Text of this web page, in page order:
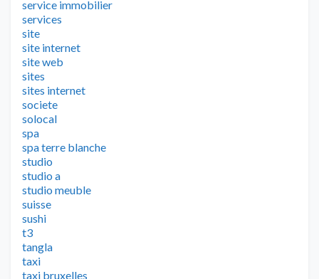
service immobilier
services
site
site internet
site web
sites
sites internet
societe
solocal
spa
spa terre blanche
studio
studio a
studio meuble
suisse
sushi
t3
tangla
taxi
taxi bruxelles